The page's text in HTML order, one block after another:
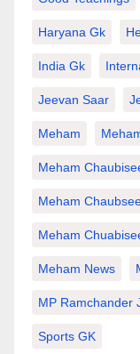
Haryana Gk
India Gk
Jeevan Saar
Meham
Meham
Meham
Meham
Meham News
MP Ramchander
Sports GK